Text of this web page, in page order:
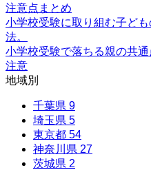
注意点まとめ
小学校受験に取り組む子ど
法。
小学校受験で落ちる親の共
注意
地域別
千葉県 9
埼玉県 5
東京都 54
神奈川県 27
茨城県 2